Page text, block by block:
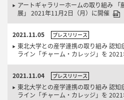
アートギャラリーホームの取り組み
展」 2021年11月2日（月）に開催
2021.11.05 プレスリリース
東北大学との産学連携の取り組み 認
ライン「チャーム・カレッジ」を
2021.11.04 プレスリリース
東北大学との産学連携の取り組み 認
ライン「チャーム・カレッジ」を